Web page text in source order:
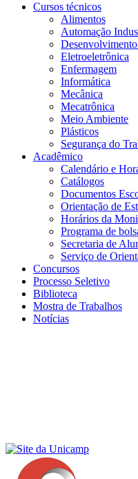
Cursos técnicos
Alimentos
Automação
Eletroeletrônica
Enfermagem
Informática
Mecânica
Mecatrônica
Meio Ambiente
Plásticos
Segurança do
Acadêmico
Calendário e
Catálogos
Documentos
Orientação de
Horários da
Programa de
Secretaria de
Serviço de
Concursos
Processo Seletivo
Biblioteca
Mostra de Trabalhos
Notícias